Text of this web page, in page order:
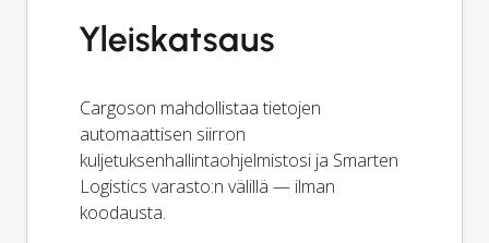
Yleiskatsaus
Cargoson mahdollistaa tietojen
automaattisen siirron
kuljetuksenhallintaohjelmistosi ja Smarten
Logistics varasto:n välillä — ilman
koodausta.